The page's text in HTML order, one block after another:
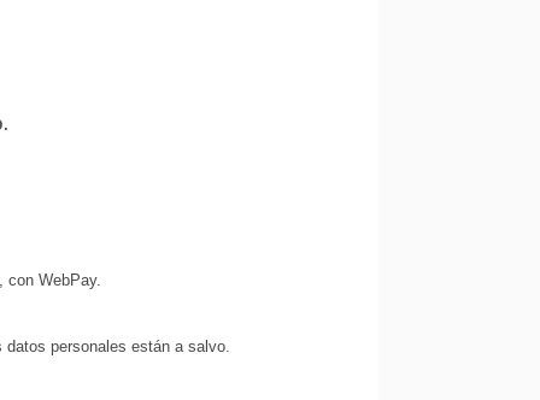
con WebPay.
personales están a salvo.